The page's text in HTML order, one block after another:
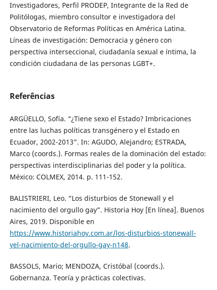
Investigadores, Perfil PRODEP, Integrante de la Red de
Politólogas, miembro consultor e investigadora del
Observatorio de Reformas Políticas en América Latina.
Líneas de investigación: Democracia y género con
perspectiva interseccional, ciudadanía sexual e íntima, la
condición ciudadana de las personas LGBT+.
Referências
ARGÜELLO, Sofía. “¿Tiene sexo el Estado? Imbricaciones
entre las luchas políticas transgénero y el Estado en
Ecuador, 2002-2013”. In: AGUDO, Alejandro; ESTRADA,
Marco (coords.). Formas reales de la dominación del estado:
perspectivas interdisciplinarias del poder y la política.
México: COLMEX, 2014. p. 111-152.
BALISTRIERI, Leo. “Los disturbios de Stonewall y el
nacimiento del orgullo gay”. Historia Hoy [En línea]. Buenos
Aires, 2019. Disponible en
https://www.historiahoy.com.ar/los-disturbios-stonewall-
yel-nacimiento-del-orgullo-gay-n148.
BASSOLS, Mario; MENDOZA, Cristóbal (coords.).
Gobernanza. Teoría y prácticas colectivas.